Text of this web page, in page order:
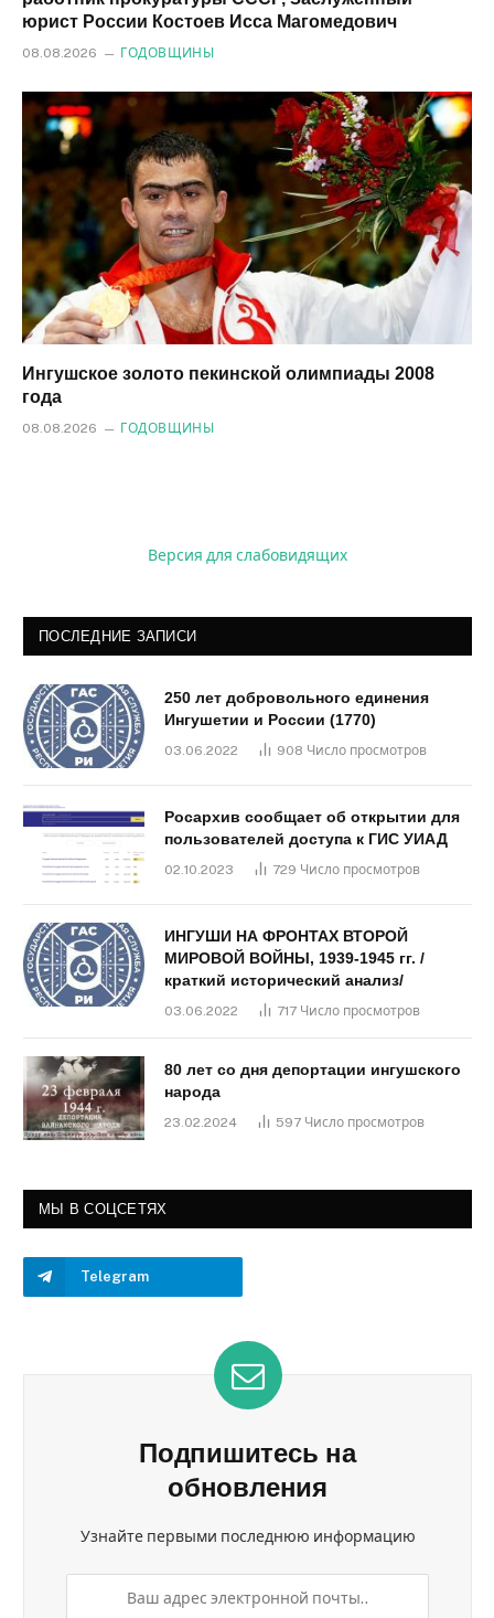
юрист России Костоев Исса Магомедович
08.08.2026 ГОДОВЩИНЫ
Ингушское золото пекинской олимпиады 2008
года
08.08.2026 ГОДОВЩИНЫ
Версия для слабовидящих
ПОСЛЕДНИЕ ЗАПИСИ
250 лет добровольного единения
Ингушетии и России (1770)
03.06.2022 908 Число просмотров
Росархив сообщает об открытии для
пользователей доступа к ГИС УИАД
02.10.2023 729 Число просмотров
ИНГУШИ НА ФРОНТАХ ВТОРОЙ
МИРОВОЙ ВОЙНЫ, 1939-1945 гг. /
краткий исторический анализ/
03.06.2022 717 Число просмотров
80 лет со дня депортации ингушского
народа
23.02.2024 597 Число просмотров
МЫ В СОЦСЕТЯХ
Telegram
Подпишитесь на
обновления
Узнайте первыми последнюю информацию